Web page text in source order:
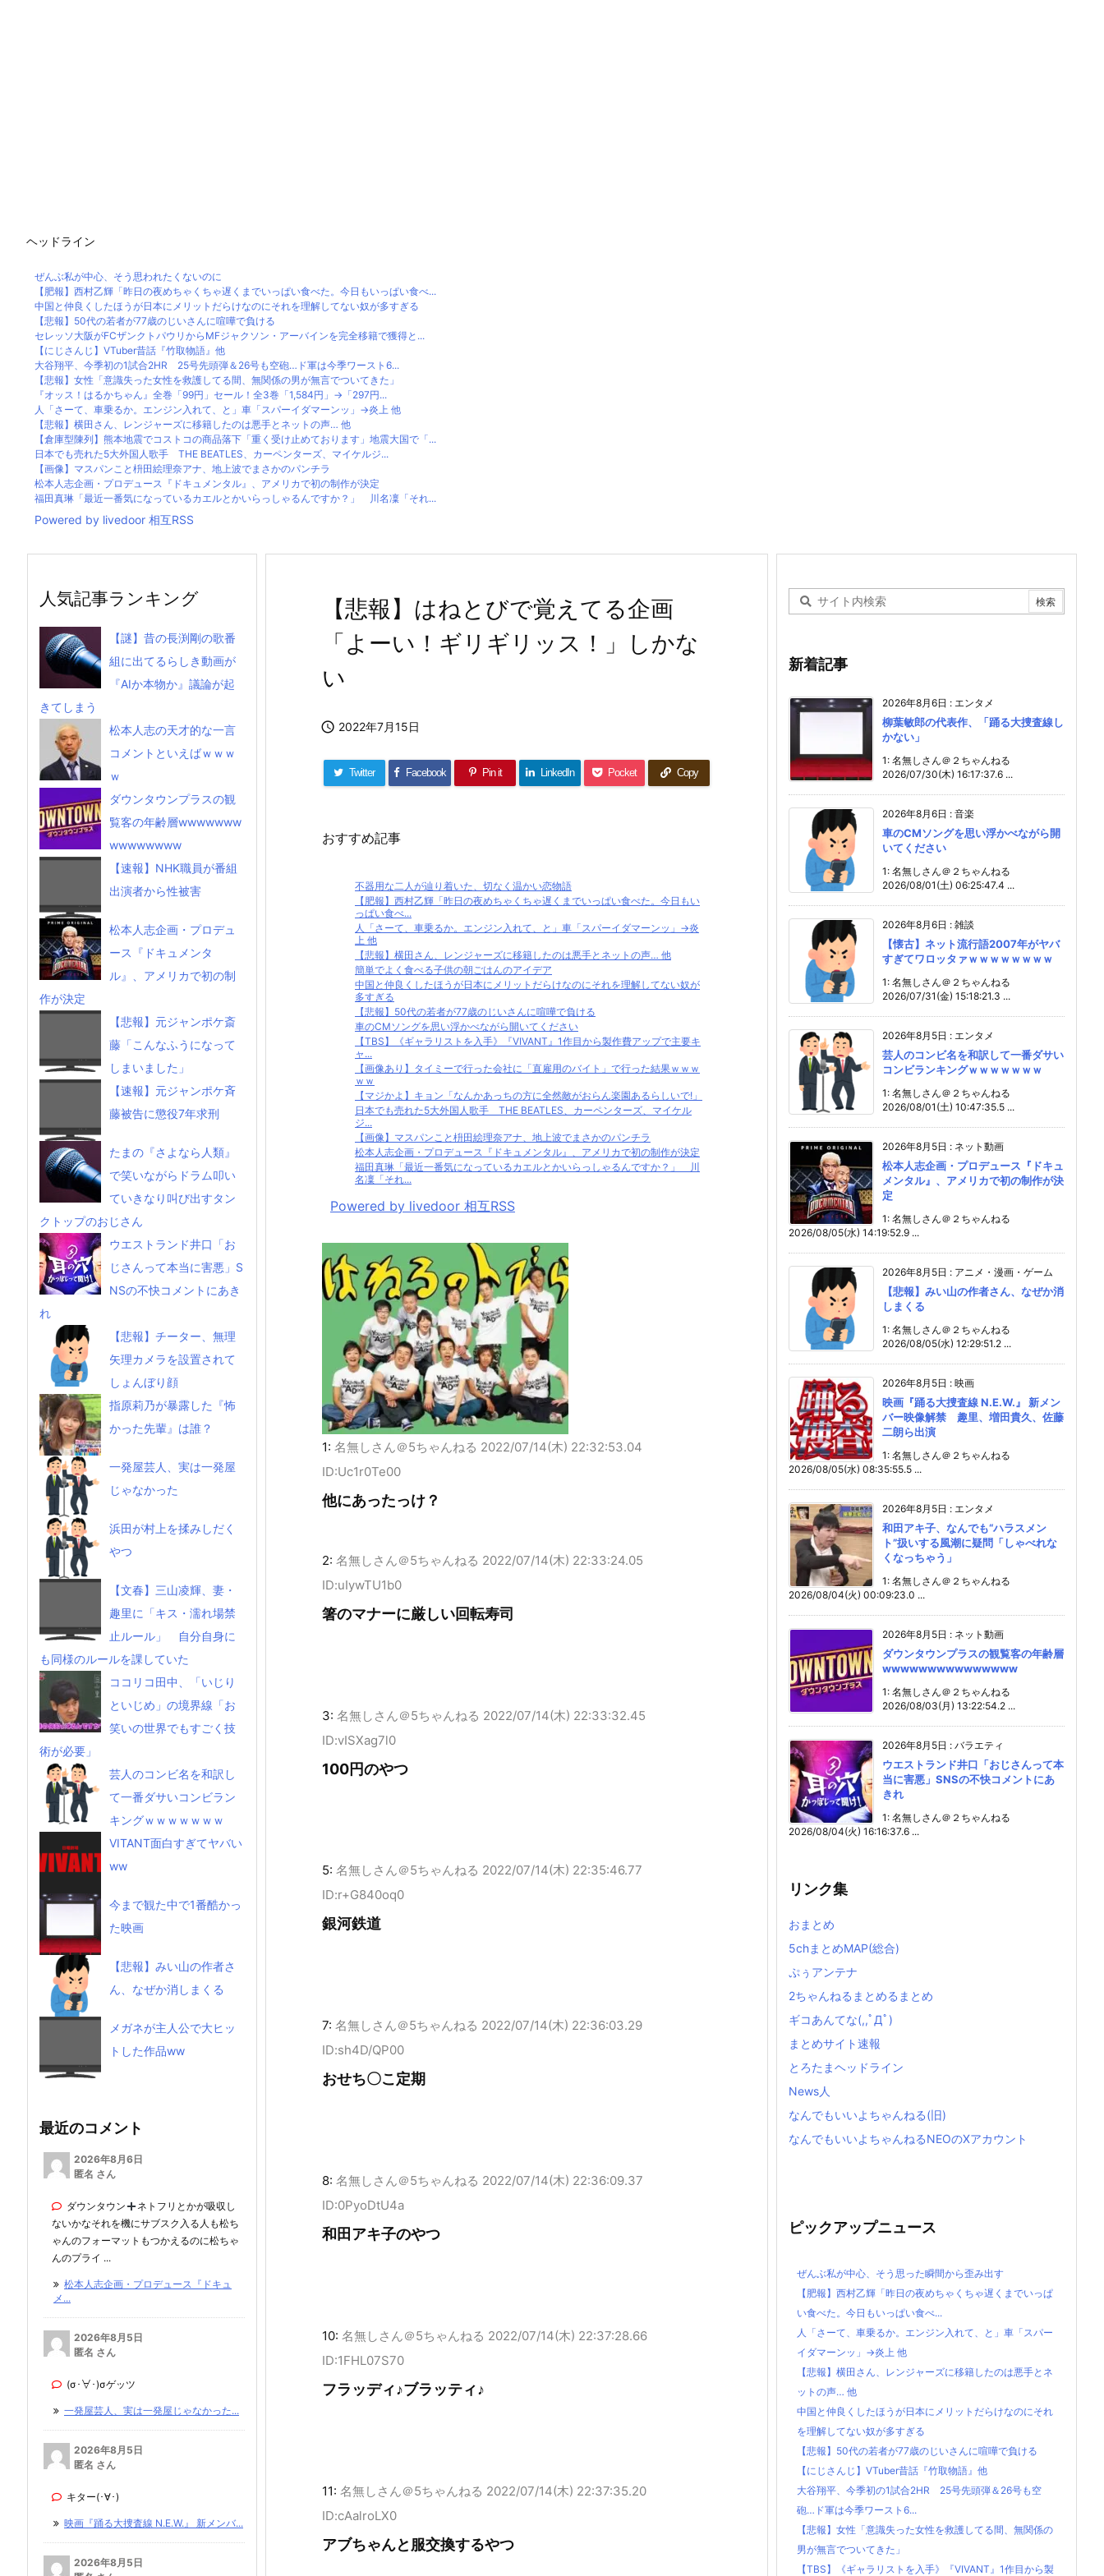
ヘッドライン
ぜんぶ私が中心、そう思われたくないのに
【肥報】西村乙輝「昨日の夜めちゃくちゃ遅くまでいっぱい食べた。今日もいっぱい食べ...
中国と仲良くしたほうが日本にメリットだらけなのにそれを理解してない奴が多すぎる
【悲報】50代の若者が77歳のじいさんに喧嘩で負ける
セレッソ大阪がFCザンクトパウリからMFジャクソン・アーバインを完全移籍で獲得と...
【にじさんじ】VTuber昔話『竹取物語』他
大谷翔平、今季初の1試合2HR 25号先頭弾＆26号も空砲…ド軍は今季ワースト6...
【悲報】女性「意識失った女性を救護してる間、無関係の男が無言でついてきた」
『オッス！はるかちゃん』全巻「99円」セール！全3巻「1,584円」→「297円...
人「さーて、車乗るか。エンジン入れて、と」車「スパーイダマーンッ」→炎上 他
【悲報】横田さん、レンジャーズに移籍したのは悪手とネットの声… 他
【倉庫型陳列】熊本地震でコストコの商品落下「重く受け止めております」地震大国で「...
日本でも売れた5大外国人歌手 THE BEATLES、カーペンターズ、マイケルジ...
【画像】マスパンこと枡田絵理奈アナ、地上波でまさかのパンチラ
松本人志企画・プロデュース『ドキュメンタル』、アメリカで初の制作が決定
福田真琳「最近一番気になっているカエルとかいらっしゃるんですか？」 川名凜「それ...
Powered by livedoor 相互RSS
【悲報】はねとびで覚えてる企画
「よーい！ギリギリッス！」しかな
い
 2022年7月15日
Twitter Facebook Pin it LinkedIn Pocket Copy
おすすめ記事
不器用な二人が辿り着いた、切なく温かい恋物語
【肥報】西村乙輝「昨日の夜めちゃくちゃ遅くまでいっぱい食べた。今日もい
っぱい食べ...
人「さーて、車乗るか。エンジン入れて、と」車「スパーイダマーンッ」→炎
上 他
【悲報】横田さん、レンジャーズに移籍したのは悪手とネットの声… 他
簡単でよく食べる子供の朝ごはんのアイデア
中国と仲良くしたほうが日本にメリットだらけなのにそれを理解してない奴が
多すぎる
【悲報】50代の若者が77歳のじいさんに喧嘩で負ける
車のCMソングを思い浮かべながら開いてください
【TBS】《ギャラリストを入手》『VIVANT』1作目から製作費アップで主要キ
ャ...
【画像あり】タイミーで行った会社に「直雇用のバイト」で行った結果ｗｗｗ
ｗｗ
【マジかよ】キョン「なんかあっちの方に全然敵がおらん楽園あるらしいで!」
日本でも売れた5大外国人歌手 THE BEATLES、カーペンターズ、マイケル
ジ...
【画像】マスパンこと枡田絵理奈アナ、地上波でまさかのパンチラ
松本人志企画・プロデュース『ドキュメンタル』、アメリカで初の制作が決定
福田真琳「最近一番気になっているカエルとかいらっしゃるんですか？」 川
名凜「それ...
Powered by livedoor 相互RSS
1: 名無しさん＠5ちゃんねる 2022/07/14(木) 22:32:53.04
ID:Uc1r0Te00
他にあったっけ？
2: 名無しさん＠5ちゃんねる 2022/07/14(木) 22:33:24.05
ID:uIywTU1b0
箸のマナーに厳しい回転寿司
3: 名無しさん＠5ちゃんねる 2022/07/14(木) 22:33:32.45
ID:vISXag7l0
100円のやつ
5: 名無しさん＠5ちゃんねる 2022/07/14(木) 22:35:46.77
ID:r+G840oq0
銀河鉄道
7: 名無しさん＠5ちゃんねる 2022/07/14(木) 22:36:03.29
ID:sh4D/QP00
おせち〇こ定期
8: 名無しさん＠5ちゃんねる 2022/07/14(木) 22:36:09.37
ID:0PyoDtU4a
和田アキ子のやつ
10: 名無しさん＠5ちゃんねる 2022/07/14(木) 22:37:28.66
ID:1FHL07S70
フラッディ♪ブラッティ♪
11: 名無しさん＠5ちゃんねる 2022/07/14(木) 22:37:35.20
ID:cAalroLX0
アブちゃんと服交換するやつ
人気記事ランキング
【謎】昔の長渕剛の歌番
組に出てるらしき動画が
『AIか本物か』議論が起
きてしまう
松本人志の天才的な一言
コメントといえばｗｗｗ
ｗ
ダウンタウンプラスの観
覧客の年齢層wwwwwww
wwwwwwww
【速報】NHK職員が番組
出演者から性被害
松本人志企画・プロデュ
ース『ドキュメンタ
ル』、アメリカで初の制
作が決定
【悲報】元ジャンポケ斎
藤「こんなふうになって
しまいました」
【速報】元ジャンポケ斉
藤被告に懲役7年求刑
たまの『さよなら人類』
で笑いながらドラム叩い
ていきなり叫び出すタン
クトップのおじさん
ウエストランド井口「お
じさんって本当に害悪」S
NSの不快コメントにあき
れ
【悲報】チーター、無理
矢理カメラを設置されて
しょんぼり顔
指原莉乃が暴露した『怖
かった先輩』は誰？
一発屋芸人、実は一発屋
じゃなかった
浜田が村上を揉みしだく
やつ
【文春】三山凌輝、妻・
趣里に「キス・濡れ場禁
止ルール」 自分自身に
も同様のルールを課していた
ココリコ田中、「いじり
といじめ」の境界線「お
笑いの世界でもすごく技
術が必要」
芸人のコンビ名を和訳し
て一番ダサいコンビラン
キングｗｗｗｗｗｗｗ
VITANT面白すぎてヤバい
ww
今まで観た中で1番酷かっ
た映画
【悲報】みい山の作者さ
ん、なぜか消しまくる
メガネが主人公で大ヒッ
トした作品ww
最近のコメント
2026年8月6日
匿名 さん
ダウンタウン
ネトフリとかが吸収し
ないかなそれを機にサブスク入る人も松ち
ゃんのフォーマットもつかえるのに松ちゃ
んのプライ ...
松本人志企画・プロデュース『ドキュ
メ...
2026年8月5日
匿名 さん
(σ･∀･)σゲッツ
一発屋芸人、実は一発屋じゃなかった...
2026年8月5日
匿名 さん
キター(･∀･)
映画『踊る大捜査線 N.E.W.』 新メンバ...
2026年8月5日
新着記事
2026年8月6日 : エンタメ
柳葉敏郎の代表作、「踊る大捜査線し
かない」
1: 名無しさん＠２ちゃんねる
2026/07/30(木) 16:17:37.6 ...
2026年8月6日 : 音楽
車のCMソングを思い浮かべながら開
いてください
1: 名無しさん＠２ちゃんねる
2026/08/01(土) 06:25:47.4 ...
2026年8月6日 : 雑談
【懐古】ネット流行語2007年がヤバ
すぎてワロッタァｗｗｗｗｗｗｗｗ
1: 名無しさん＠２ちゃんねる
2026/07/31(金) 15:18:21.3 ...
2026年8月5日 : エンタメ
芸人のコンビ名を和訳して一番ダサい
コンビランキングｗｗｗｗｗｗｗ
1: 名無しさん＠２ちゃんねる
2026/08/01(土) 10:47:35.5 ...
2026年8月5日 : ネット動画
松本人志企画・プロデュース『ドキュ
メンタル』、アメリカで初の制作が決
定
1: 名無しさん＠２ちゃんねる
2026/08/05(水) 14:19:52.9 ...
2026年8月5日 : アニメ・漫画・ゲーム
【悲報】みい山の作者さん、なぜか消
しまくる
1: 名無しさん＠２ちゃんねる
2026/08/05(水) 12:29:51.2 ...
2026年8月5日 : 映画
映画『踊る大捜査線 N.E.W.』 新メン
バー映像解禁 趣里、増田貴久、佐藤
二朗ら出演
1: 名無しさん＠２ちゃんねる
2026/08/05(水) 08:35:55.5 ...
2026年8月5日 : エンタメ
和田アキ子、なんでも“ハラスメン
ト”扱いする風潮に疑問「しゃべれな
くなっちゃう」
1: 名無しさん＠２ちゃんねる
2026/08/04(火) 00:09:23.0 ...
2026年8月5日 : ネット動画
ダウンタウンプラスの観覧客の年齢層
wwwwwwwwwwwwwww
1: 名無しさん＠２ちゃんねる
2026/08/03(月) 13:22:54.2 ...
2026年8月5日 : バラエティ
ウエストランド井口「おじさんって本
当に害悪」SNSの不快コメントにあ
きれ
1: 名無しさん＠２ちゃんねる
2026/08/04(火) 16:16:37.6 ...
リンク集
おまとめ
5chまとめMAP(総合)
ぷぅアンテナ
2ちゃんねるまとめるまとめ
ギコあんてな(,,ﾟДﾟ)
まとめサイト速報
とろたまヘッドライン
News人
なんでもいいよちゃんねる(旧)
なんでもいいよちゃんねるNEOのXアカウント
ピックアップニュース
ぜんぶ私が中心、そう思った瞬間から歪み出す
【肥報】西村乙輝「昨日の夜めちゃくちゃ遅くまでいっぱ
い食べた。今日もいっぱい食べ...
人「さーて、車乗るか。エンジン入れて、と」車「スパー
イダマーンッ」→炎上 他
【悲報】横田さん、レンジャーズに移籍したのは悪手とネ
ットの声… 他
中国と仲良くしたほうが日本にメリットだらけなのにそれ
を理解してない奴が多すぎる
【悲報】50代の若者が77歳のじいさんに喧嘩で負ける
【にじさんじ】VTuber昔話『竹取物語』他
大谷翔平、今季初の1試合2HR 25号先頭弾＆26号も空
砲…ド軍は今季ワースト6...
【悲報】女性「意識失った女性を救護してる間、無関係の
男が無言でついてきた」
【TBS】《ギャラリストを入手》『VIVANT』1作目から製